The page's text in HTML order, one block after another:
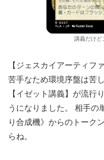
講義だけど
【ジェスカイアーティフ
苦手なため環境序盤は苦
【イゼット講義】が流行
うになりました。 相手の
り合成機》からのトーク
らね。